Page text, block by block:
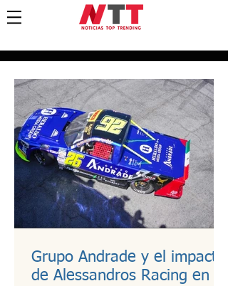
Grupo Andrade y el impacto
de Alessandros Racing en el